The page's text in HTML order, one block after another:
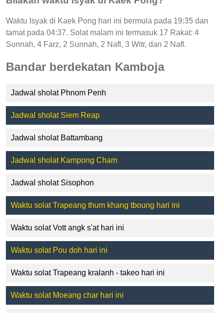
Waktu Isyak di Kaek Pong hari ini bermula pada 19:35 dan
tamat pada 04:37. Solat malam ini termasuk 17 Rakat: 4
Sunnah, 4 Farz, 2 Sunnah, 2 Nafl, 3 Witr, dan 2 Nafl.
Bandar berdekatan Kamboja
Jadwal sholat Phnom Penh
Jadwal sholat Siem Reap
Jadwal sholat Battambang
Jadwal sholat Kampong Cham
Jadwal sholat Sisophon
Waktu solat Trapeang thum khang tboung hari ini
Waktu solat Vott angk s'at hari ini
Waktu solat Pou doh hari ini
Waktu solat Trapeang kralanh - takeo hari ini
Waktu solat Moeang char hari ini